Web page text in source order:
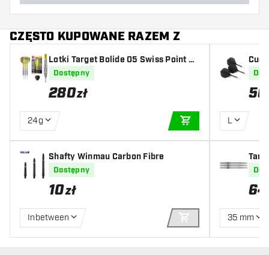
CZĘSTO KUPOWANE RAZEM Z
Lotki Target Bolide 05 Swiss Point 9
0%
Dostępny
280zł
24g
DODAJ DO
Shafty Winmau Carbon Fibre
Dostępny
10zł
Inbetween
DODAJ DO
50
L
64
35 mm